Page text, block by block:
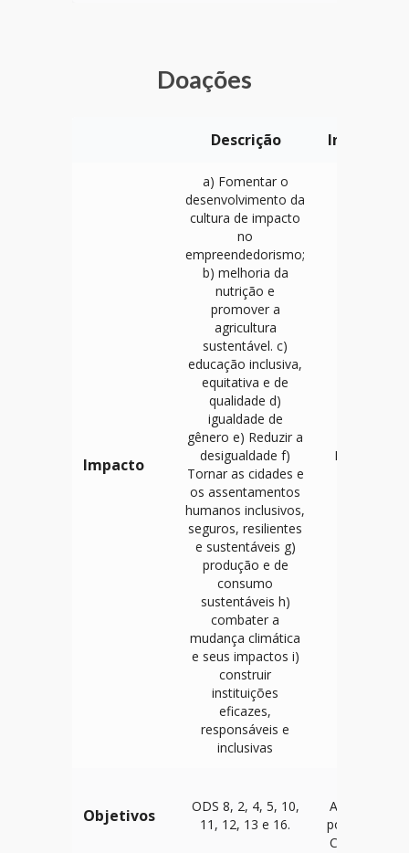
Doações
Descrição
Impacto
a) Fomentar o
desenvolvimento da
cultura de impacto
no
empreendedorismo;
b) melhoria da
nutrição e
promover a
agricultura
sustentável. c)
educação inclusiva,
equitativa e de
qualidade d)
igualdade de
gênero e) Reduzir a
desigualdade f)
Tornar as cidades e
os assentamentos
humanos inclusivos,
seguros, resilientes
e sustentáveis g)
produção e de
consumo
sustentáveis h)
combater a
mudança climática
e seus impactos i)
construir
instituições
eficazes,
responsáveis e
inclusivas
Relatório de
Objetivos
ODS 8, 2, 4, 5, 10,
11, 12, 13 e 16.
Assessment -
pontuação